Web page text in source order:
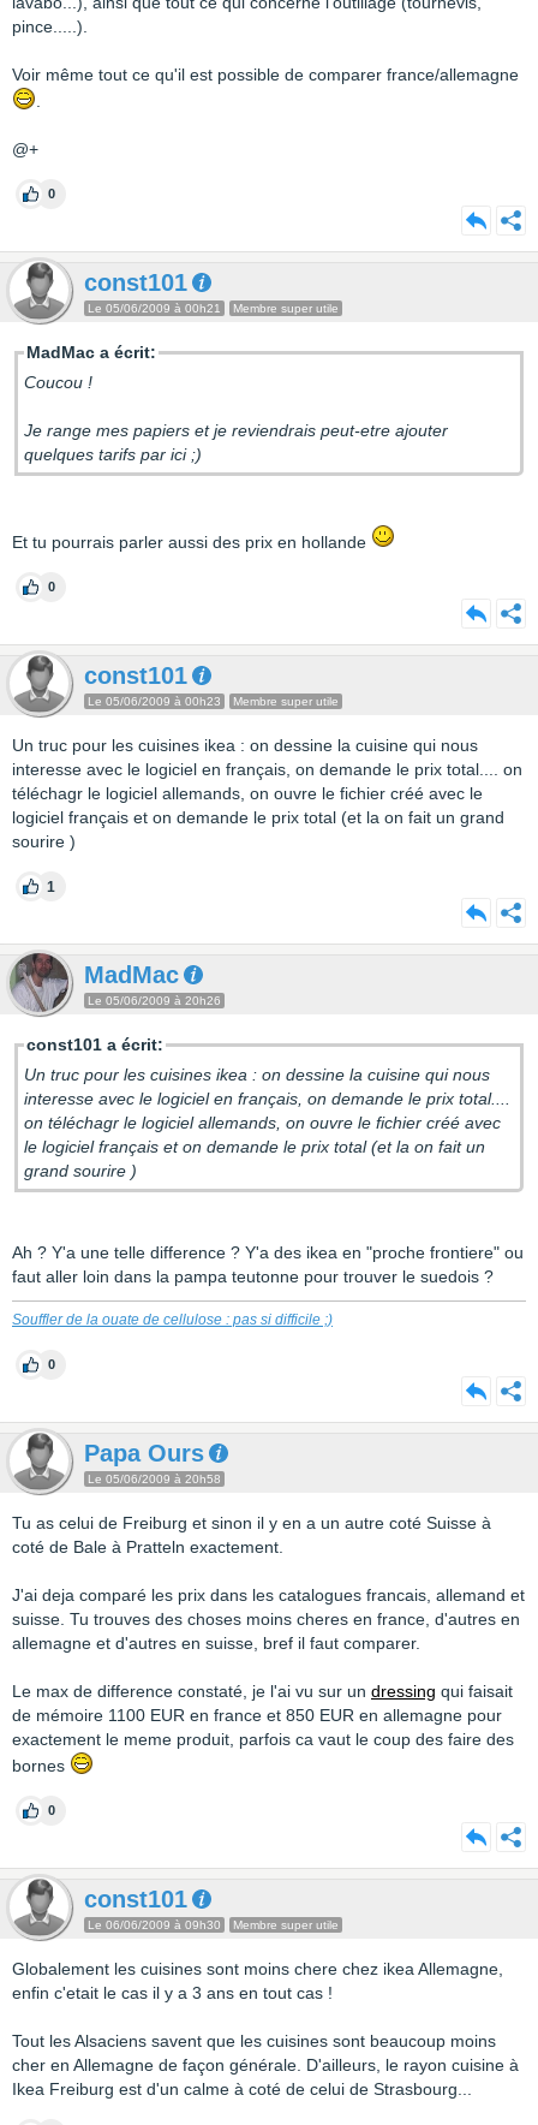
pince.....).
Voir même tout ce qu'il est possible de comparer france/allemagne
@+
0
const101
Le 05/06/2009 à 00h21 Membre super utile
MadMac a écrit:
Coucou !
Je range mes papiers et je reviendrais peut-etre ajouter
quelques tarifs par ici ;)
Et tu pourrais parler aussi des prix en hollande
0
const101
Le 05/06/2009 à 00h23 Membre super utile
Un truc pour les cuisines ikea : on dessine la cuisine qui nous
interesse avec le logiciel en français, on demande le prix total.... on
téléchagr le logiciel allemands, on ouvre le fichier créé avec le
logiciel français et on demande le prix total (et la on fait un grand
sourire )
1
MadMac
Le 05/06/2009 à 20h26
const101 a écrit:
Un truc pour les cuisines ikea : on dessine la cuisine qui nous
interesse avec le logiciel en français, on demande le prix total....
on téléchagr le logiciel allemands, on ouvre le fichier créé avec
le logiciel français et on demande le prix total (et la on fait un
grand sourire )
Ah ? Y'a une telle difference ? Y'a des ikea en "proche frontiere" ou
faut aller loin dans la pampa teutonne pour trouver le suedois ?
Souffler de la ouate de cellulose : pas si difficile ;)
0
Papa Ours
Le 05/06/2009 à 20h58
Tu as celui de Freiburg et sinon il y en a un autre coté Suisse à
coté de Bale à Pratteln exactement.
J'ai deja comparé les prix dans les catalogues francais, allemand et
suisse. Tu trouves des choses moins cheres en france, d'autres en
allemagne et d'autres en suisse, bref il faut comparer.
Le max de difference constaté, je l'ai vu sur un dressing qui faisait
de mémoire 1100 EUR en france et 850 EUR en allemagne pour
exactement le meme produit, parfois ca vaut le coup des faire des
bornes
0
const101
Le 06/06/2009 à 09h30 Membre super utile
Globalement les cuisines sont moins chere chez ikea Allemagne,
enfin c'etait le cas il y a 3 ans en tout cas !
Tout les Alsaciens savent que les cuisines sont beaucoup moins
cher en Allemagne de façon générale. D'ailleurs, le rayon cuisine à
Ikea Freiburg est d'un calme à coté de celui de Strasbourg...